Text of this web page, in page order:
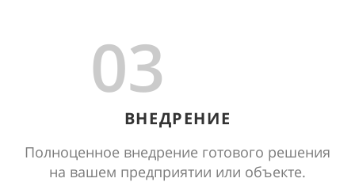
03
ВНЕДРЕНИЕ
Полноценное внедрение готового решения
на вашем предприятии или объекте.